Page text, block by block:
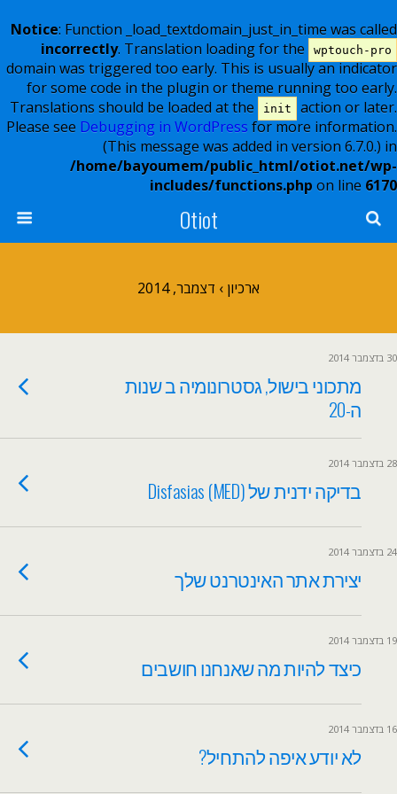
Notice: Function _load_textdomain_just_in_time was called
incorrectly. Translation loading for the wptouch-pro
domain was triggered too early. This is usually an indicator
for some code in the plugin or theme running too early.
Translations should be loaded at the
init
action or later.
Please see Debugging in WordPress for more information.
(This message was added in version 6.7.0.) in
/home/bayoumem/public_html/otiot.net/wp-
includes/functions.php on line 6170
Otiot
ארכיון › דצמבר, 2014
30 בדצמבר 2014
מתכוני בישול, גסטרונומיה ב שנות
ה-20
28 בדצמבר 2014
בדיקה ידנית של Disfasias (MED)
24 בדצמבר 2014
יצירת אתר האינטרנט שלך
19 בדצמבר 2014
כיצד להיות מה שאנחנו חושבים
16 בדצמבר 2014
לא יודע איפה להתחיל?